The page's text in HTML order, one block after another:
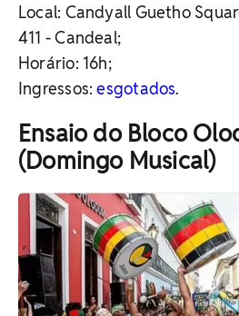
Local: Candyall Guetho
411 - Candeal;
Horário: 16h;
Ingressos:esgotados.
Ensaio do Bloco
(Domingo Musical)